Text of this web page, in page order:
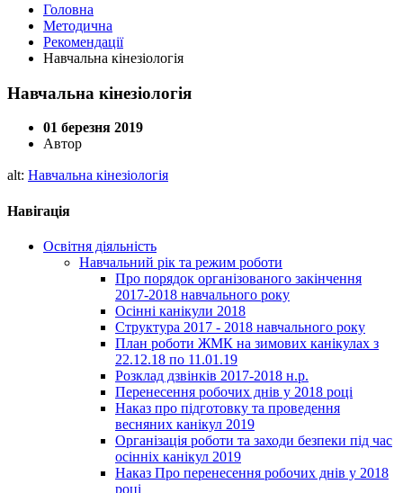
Головна
Методична
Рекомендації
Навчальна кінезіологія
Навчальна кінезіологія
01 березня 2019
Автор
alt: Навчальна кінезіологія
Навігація
Освітня діяльність
Навчальний рік та режим роботи
Про порядок організованого закінчення
2017-2018 навчального року
Осінні канікули 2018
Структура 2017 - 2018 навчального року
План роботи ЖМК на зимових канікулах з
22.12.18 по 11.01.19
Розклад дзвінків 2017-2018 н.р.
Перенесення робочих днів у 2018 році
Наказ про підготовку та проведення
весняних канікул 2019
Організація роботи та заходи безпеки під час
осінніх канікул 2019
Наказ Про перенесення робочих днів у 2018
році